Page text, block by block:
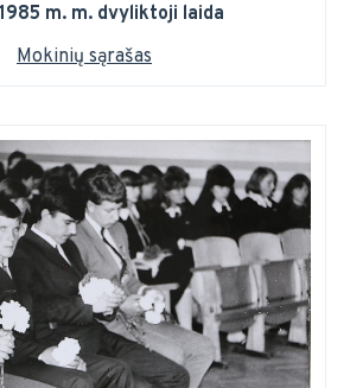
m. m. dvyliktoji laida
Mokinių sąrašas